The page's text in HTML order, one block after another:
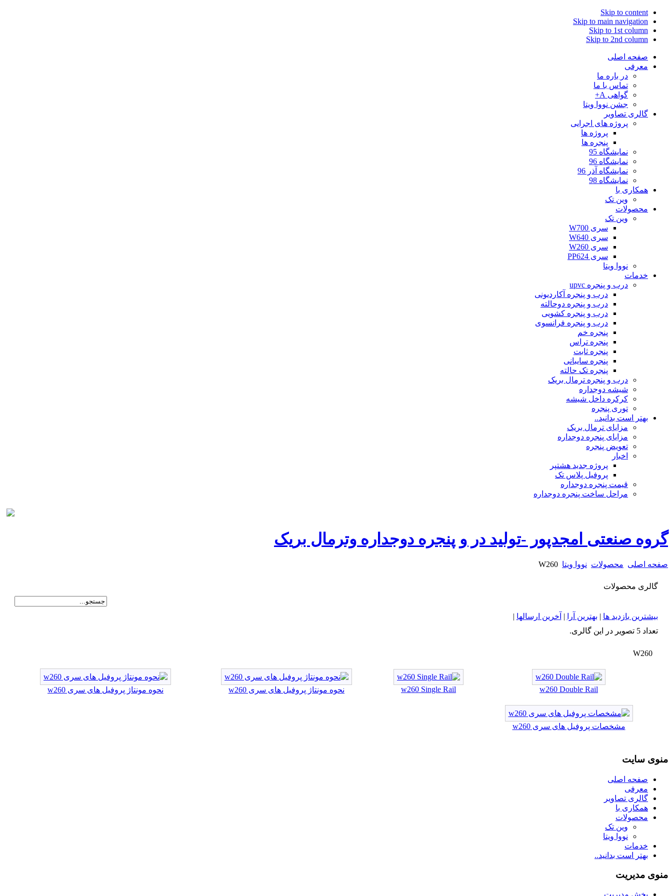
Skip to content
Skip to main navigation
Skip to 1st column
Skip to 2nd column
صفحه اصلی
معرفی
در باره ما
تماس با ما
گواهی A+
جشن نووا ویتا
گالری تصاویر
پروژه های اجرایی
پروژه ها
پنجره ها
نمایشگاه 95
نمایشگاه 96
نمایشگاه آذر 96
نمایشگاه 98
همکاری با
وین تک
محصولات
وین تک
سری W700
سری W640
سری W260
سری PP624
نووا ویتا
خدمات
درب و پنجره upvc
درب و پنجره آکاردیونی
درب و پنجره دوحالته
درب و پنجره کشویی
درب و پنجره فرانسوی
پنجره خم
پنجره تراس
پنجره ثابت
پنجره سایبانی
پنجره تک حالته
درب و پنجره ترمال بریک
شیشه دوجداره
کرکره داخل شیشه
توری پنجره
بهتر است بدانید..
مزایای ترمال بریک
مزایای پنجره دوجداره
تعویض پنجره
اخبار
پروژه جدید هشتپر
پروفیل پلاس تک
قیمت پنجره دوجداره
مراحل ساخت پنجره دوجداره
گروه صنعتی امجدپور -تولید در و پنجره دوجداره وترمال بریک
صفحه اصلی محصولات نووا ویتا
گالری محصولات
بیشترین بازدید ها | بهترین آرا | آخرین ارسالها |
تعداد 5 تصویر در این گالری.
W260
w260 Double Rail
w260 Single Rail نحوه مونتاژ پروفیل های سری w260 نحوه مونتاژ پروفیل های سری w260
مشخصات پروفیل های سری w260
منوی سایت
صفحه اصلی
معرفی
گالری تصاویر
همکاری با
محصولات
وین تک
نووا ویتا
خدمات
بهتر است بدانید..
منوی مدیریت